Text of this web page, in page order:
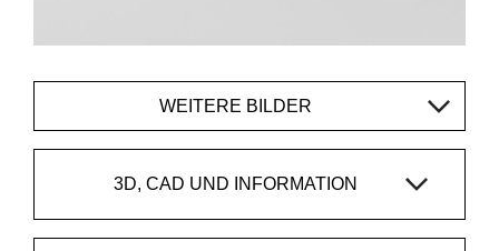
WEITERE BILDER
3D, CAD UND INFORMATION